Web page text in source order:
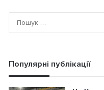
Популярні публікації